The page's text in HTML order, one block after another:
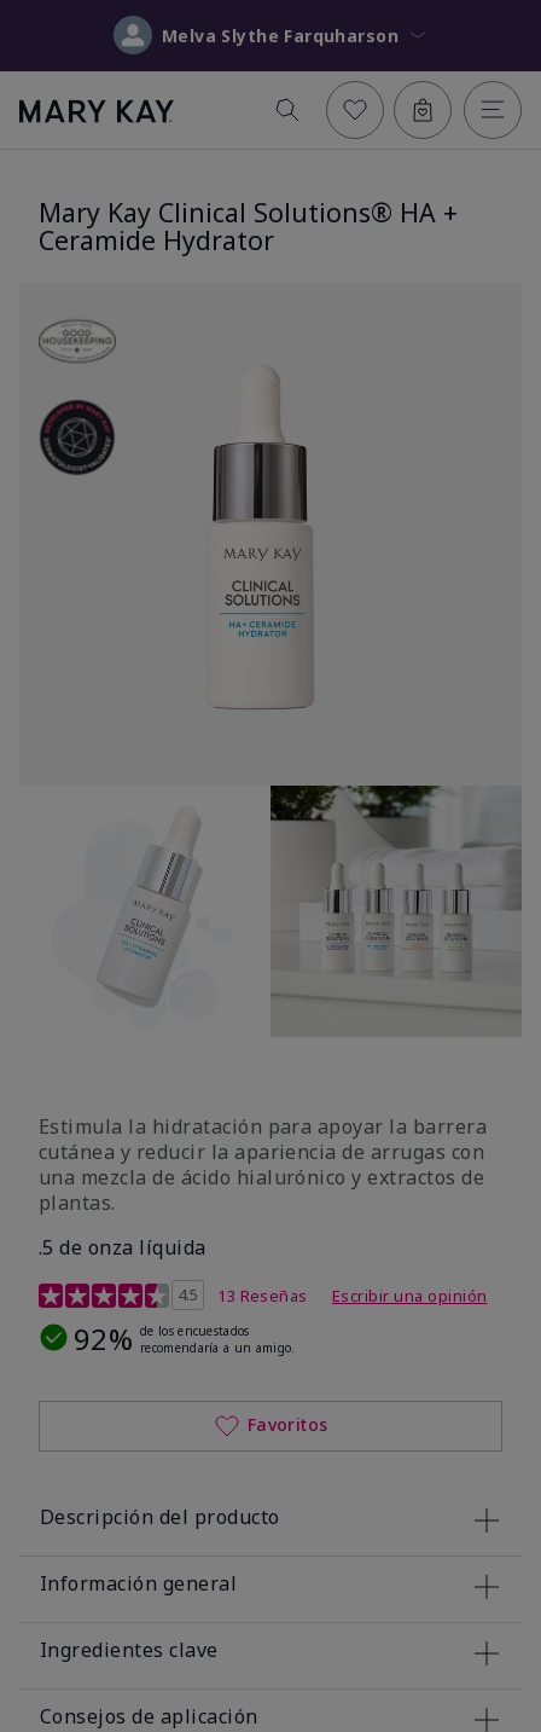
Melva Slythe Farquharson
Mary Kay Clinical Solutions® HA +
Ceramide Hydrator
Estimula la hidratación para apoyar la barrera
cutánea y reducir la apariencia de arrugas con
una mezcla de ácido hialurónico y extractos de
plantas.
.5 de onza líquida
Calificación de clientes de 3,2 de 5
4.5 13 Reseñas Escribir una opinión
92% de los encuestados
recomendaría a un amigo.
Favoritos
Descripción del producto
Información general
Ingredientes clave
Consejos de aplicación